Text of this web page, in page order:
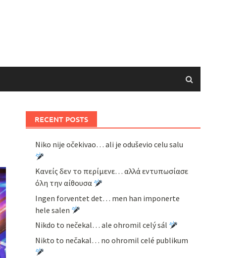
RECENT POSTS
Niko nije očekivao… ali je oduševio celu salu
Κανείς δεν το περίμενε… αλλά εντυπωσίασε
όλη την αίθουσα
Ingen forventet det… men han imponerte
hele salen
Nikdo to nečekal… ale ohromil celý sál
Nikto to nečakal… no ohromil celé publikum